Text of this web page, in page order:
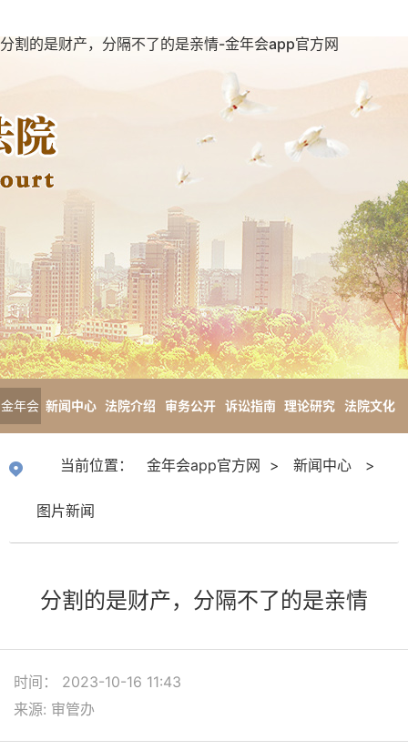
分割的是财产，分隔不了的是亲情-金年会app官方网
金年会
方网
新闻中心 法院介绍 审务公开 诉讼指南 理论研究 法院文化
当前位置： 金年会app官方网 > 新闻中心 >
图片新闻
分割的是财产，分隔不了的是亲情
时间： 2023-10-16 11:43
来源: 审管办